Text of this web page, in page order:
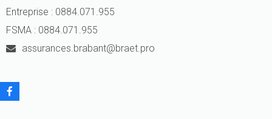
Entreprise : 0884.071.955
FSMA : 0884.071.955
assurances.brabant@braet.pro
F